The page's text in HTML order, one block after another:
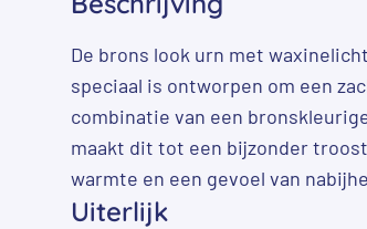
De brons look urn met
speciaal is ontworpen om een
combinatie van een
maakt dit tot een bijzonder
warmte en een gevoel van
Uiterlijk